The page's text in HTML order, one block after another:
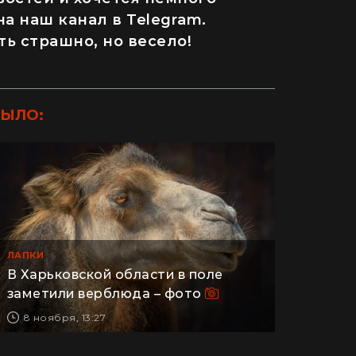
ДОМ
одно растение не посажу": как
наш канал в Telegram.
страшно, но весело!
ЛАПКИ
В Харьковской области в поле
заметили верблюда – фото
8 ноября, 13:27